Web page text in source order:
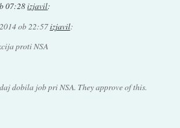
07:28izjavil:
ob 22:57izjavil:
proti NSA
dobila job pri NSA. They approve of this.